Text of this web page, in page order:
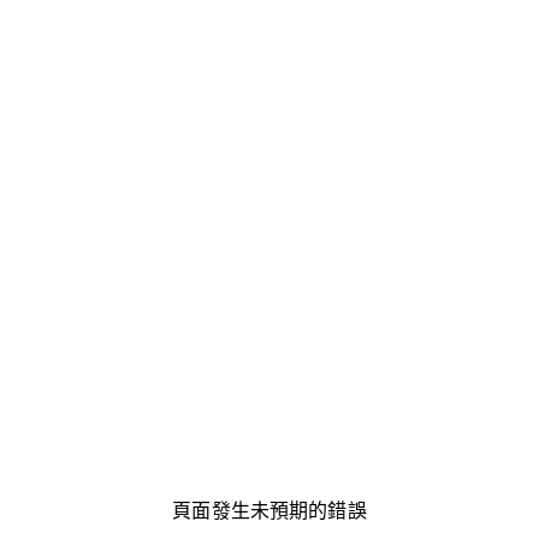
頁面發生未預期的錯誤